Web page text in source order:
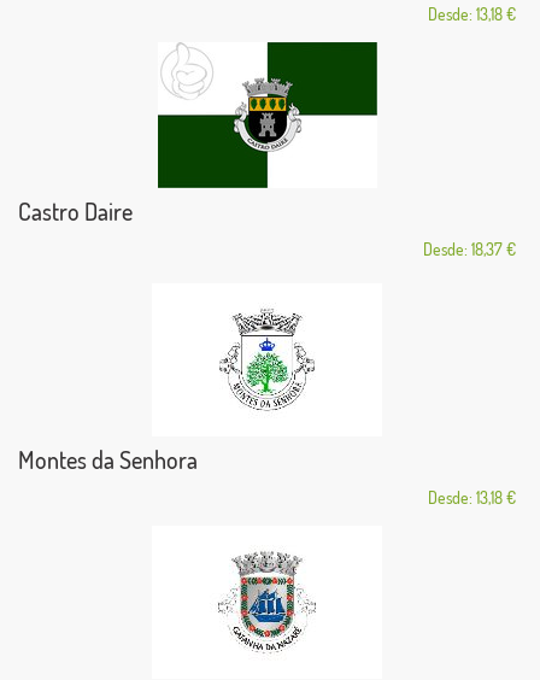
Desde: 13,18 €
Castro Daire
Desde: 18,37 €
Montes da Senhora
Desde: 13,18 €